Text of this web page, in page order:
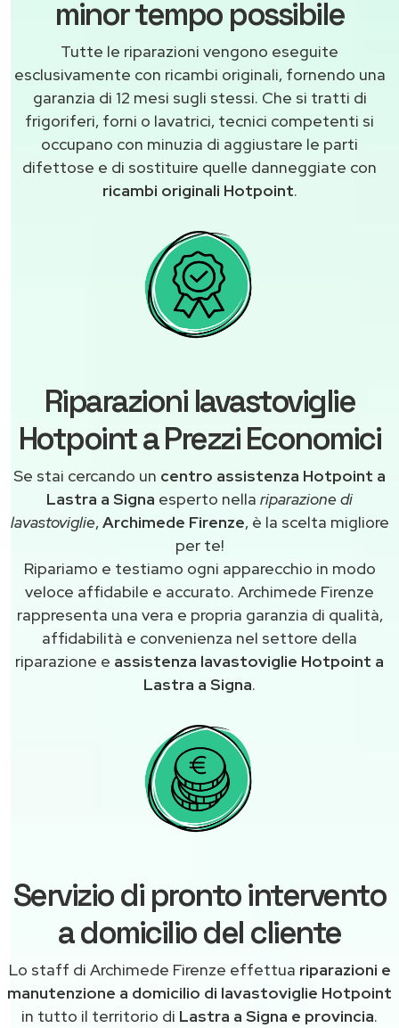
minor tempo possibile
Tutte le riparazioni vengono eseguite
esclusivamente con ricambi originali, fornendo una
garanzia di 12 mesi sugli stessi. Che si tratti di
frigoriferi, forni o lavatrici, tecnici competenti si
occupano con minuzia di aggiustare le parti
difettose e di sostituire quelle danneggiate con
ricambi originali Hotpoint.
Riparazioni lavastoviglie
Hotpoint a Prezzi Economici
Se stai cercando un centro assistenza Hotpoint a
Lastra a Signa esperto nella riparazione di
lavastoviglie,Archimede Firenze, è la scelta migliore
per te!
Ripariamo e testiamo ogni apparecchio in modo
veloce affidabile e accurato. Archimede Firenze
rappresenta una vera e propria garanzia di qualità,
affidabilità e convenienza nel settore della
riparazione e assistenza lavastoviglie Hotpoint a
Lastra a Signa.
Servizio di pronto intervento
a domicilio del cliente
Lo staff di Archimede Firenze effettua riparazioni e
manutenzione a domicilio di lavastoviglie Hotpoint
in tutto il territorio di Lastra a Signa e provincia.